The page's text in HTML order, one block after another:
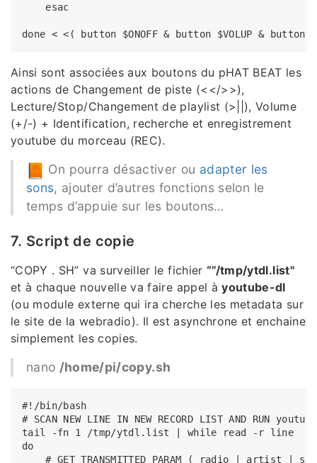
    esac
Ainsi sont associées aux boutons du pHAT BEAT les
actions de Changement de piste (<</>>),
Lecture/Stop/Changement de playlist (>||), Volume
(+/-) + Identification, recherche et enregistrement
youtube du morceau (REC).
On pourra désactiver ou adapter les
sons, ajouter d’autres fonctions selon le
temps d’appuie sur les boutons…
7. Script de copie
“COPY . SH” va surveiller le fichier “”/tmp/ytdl.list"
et à chaque nouvelle va faire appel àyoutube-dl
(ou module externe qui ira cherche les metadata sur
le site de la webradio). Il est asynchrone et enchaine
simplement les copies.
nano /home/pi/copy.sh
#!/bin/bash
# SCAN NEW LINE IN NEW RECORD LIST AND RUN
tail -fn 1 /tmp/ytdl.list | while read -r line
do
# GET TRANSMITTED PARAM ( radio | artist |